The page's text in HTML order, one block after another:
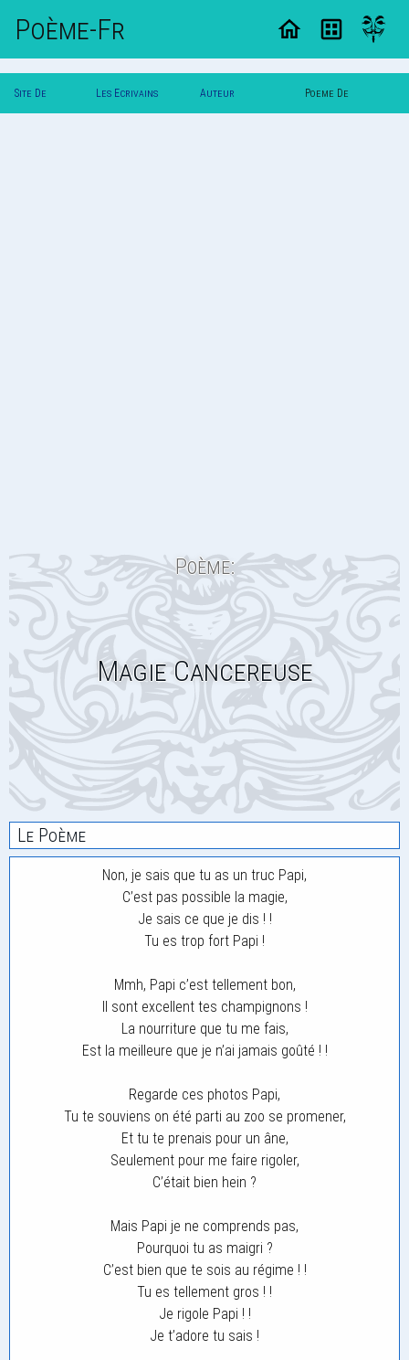
Poème-Fr
Site De Les Ecrivains Auteur Poeme De
Poème:
Magie Cancereuse
Le Poème
Non, je sais que tu as un truc Papi,
C’est pas possible la magie,
Je sais ce que je dis ! !
Tu es trop fort Papi !
Mmh, Papi c’est tellement bon,
Il sont excellent tes champignons !
La nourriture que tu me fais,
Est la meilleure que je n’ai jamais goûté ! !
Regarde ces photos Papi,
Tu te souviens on été parti au zoo se promener,
Et tu te prenais pour un âne,
Seulement pour me faire rigoler,
C’était bien hein ?
Mais Papi je ne comprends pas,
Pourquoi tu as maigri ?
C’est bien que te sois au régime ! !
Tu es tellement gros ! !
Je rigole Papi ! !
Je t’adore tu sais !